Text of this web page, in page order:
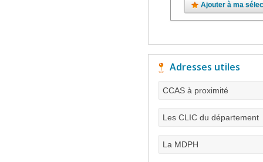
Ajouter à ma
Adresses utiles
CCAS à proximité
Les CLIC du département
La MDPH